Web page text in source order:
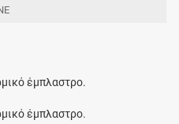
έμπλαστρο.
έμπλαστρο.